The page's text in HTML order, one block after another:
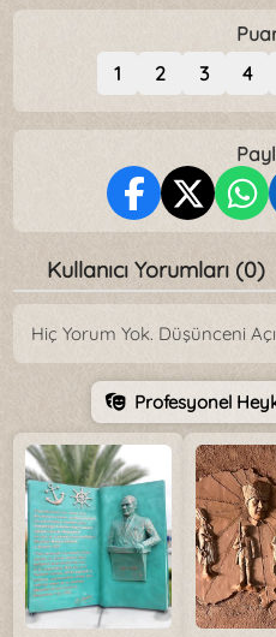
1
2 3 4
Kullanıcı Yorumları (0)
Hiç Yorum Yok. Düşünceni
Profesyonel